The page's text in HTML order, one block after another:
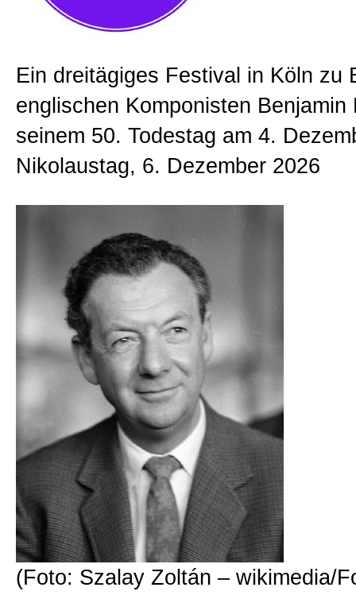
Allgemein
Ein dreitägiges Festival in Köln zu
englischen Komponisten Benjamin
seinem 50. Todestag am 4.
Nikolaustag, 6. Dezember 2026
(Foto: Szalay Zoltán – wikimedia/